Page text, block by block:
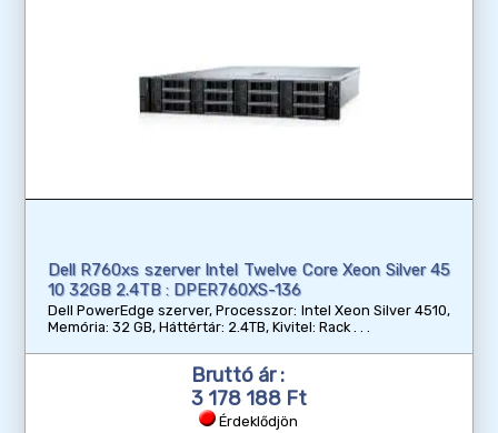
Dell R760xs szerver Intel Twelve Core Xeon Silver 45
10 32GB 2.4TB : DPER760XS-136
Dell PowerEdge szerver, Processzor: Intel Xeon Silver 4510,
Memória: 32 GB, Háttértár: 2.4TB, Kivitel: Rack
Bruttó ár :
3 178 188 Ft
Érdeklődjön